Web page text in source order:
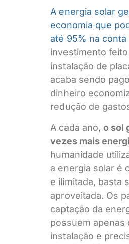
A energia solar
economia que
até 95% na conta
investimento
instalação de
acaba sendo
dinheiro
redução de
A cada ano, o sol
vezes mais
humanidade
a energia solar é
e ilimitada, basta
aproveitada. Os
captação da
possuem apenas
instalação e